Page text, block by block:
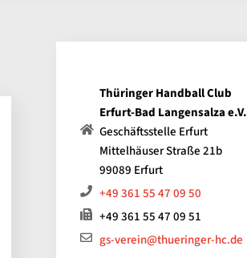
Thüringer Handball Club
Erfurt-Bad Langensalza e.V.
Geschäftsstelle Erfurt
Mittelhäuser Straße 21b
99089 Erfurt
+49 361 55 47 09 50
+49 361 55 47 09 51
gs-verein@thueringer-hc.de